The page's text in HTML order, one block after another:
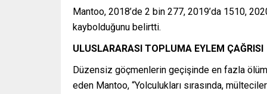
Mantoo, 2018’de 2 bin 277, 2019’da 1510,
kaybolduğunu belirtti.
ULUSLARARASI TOPLUMA EYLEM ÇAĞRISI
Düzensiz göçmenlerin geçişinde en fazla
eden Mantoo, “Yolculukları sırasında,